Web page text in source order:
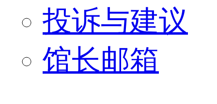
投诉与建议
馆长邮箱